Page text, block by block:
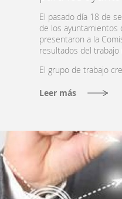
El pasado día 18 de
de los ayuntamientos
presentaron a la
resultados del trabajo
El grupo de trabajo
Leer más